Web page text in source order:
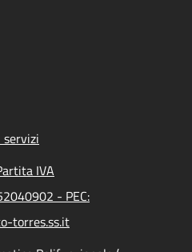
IVA
- PEC:
torres.ss.it